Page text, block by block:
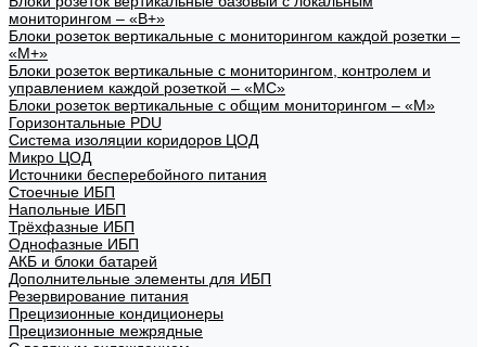
мониторингом – «В+»
Блоки розеток вертикальные с мониторингом каждой розетки –
«М+»
Блоки розеток вертикальные с мониторингом, контролем и
управлением каждой розеткой – «МС»
Блоки розеток вертикальные с общим мониторингом – «М»
Горизонтальные PDU
Система изоляции коридоров ЦОД
Микро ЦОД
Источники бесперебойного питания
Стоечные ИБП
Напольные ИБП
Трёхфазные ИБП
Однофазные ИБП
АКБ и блоки батарей
Дополнительные элементы для ИБП
Резервирование питания
Прецизионные кондиционеры
Прецизионные межрядные